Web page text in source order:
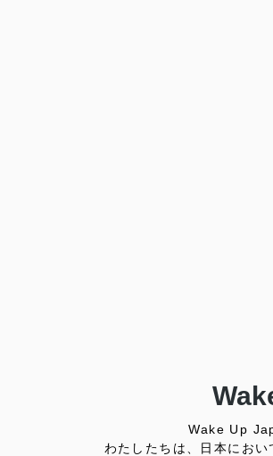
Wake Up
わたしたちは、日本にお